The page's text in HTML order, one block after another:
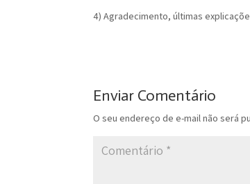
4) Agradecimento, últimas
Enviar Comentário
O seu endereço de e-mail não será